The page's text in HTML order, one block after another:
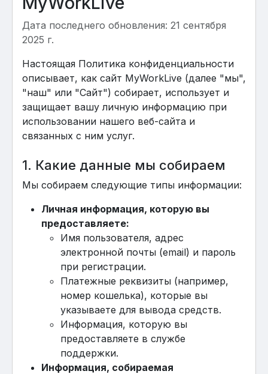
Дата последнего обновления: 21 сентября
2025 г.
Настоящая Политика конфиденциальности
описывает, как сайт MyWorkLive (далее "мы",
"наш" или "Сайт") собирает, использует и
защищает вашу личную информацию при
использовании нашего веб-сайта и
связанных с ним услуг.
1. Какие данные мы собираем
Мы собираем следующие типы информации:
Личная информация, которую вы
предоставляете:
Имя пользователя, адрес
электронной почты (email) и пароль
при регистрации.
Платежные реквизиты (например,
номер кошелька), которые вы
указываете для вывода средств.
Информация, которую вы
предоставляете в службе
поддержки.
Информация, собираемая